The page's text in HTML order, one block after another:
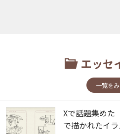
エッセ
一覧を
Xで話題集め
で描かれたイ